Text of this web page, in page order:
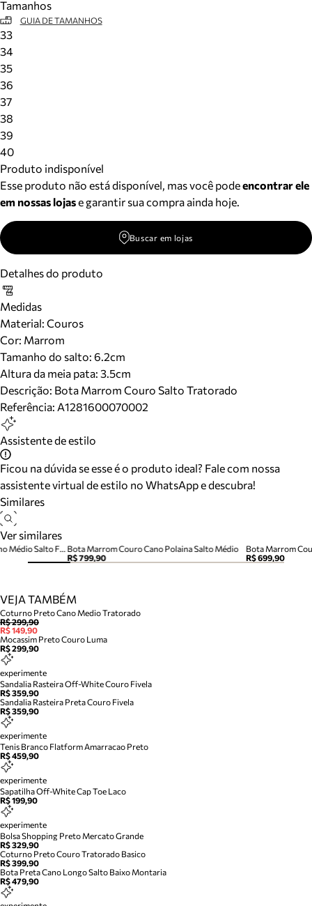
Tamanhos
GUIA DE TAMANHOS
33
34
35
36
37
38
39
40
Produto indisponível
Esse produto não está disponível, mas você podeencontrar ele
em nossas lojase garantir sua compra ainda hoje.
Buscar em lojas
Detalhes do produto
Medidas
Material: Couros
Cor: Marrom
Tamanho do salto: 6.2cm
Altura da meia pata: 3.5cm
Descrição: Bota Marrom Couro Salto Tratorado
Referência: A1281600070002
Assistente de estilo
Ficou na dúvida se esse é o produto ideal? Fale com nossa
assistente virtual de estilo no WhatsApp e descubra!
Similares
Ver similares
Bota Marrom Couro Cano Polaina Salto Médio
R$ 799,90
Bota Marrom
R$ 699,90
Bota Marrom Acamurçada Cano Médio Salto Fino
VEJA TAMBÉM
Coturno Preto Cano Medio Tratorado
R$ 299,90
R$ 149,90
Mocassim Preto Couro Luma
R$ 299,90
experimente
Sandalia Rasteira Off-White Couro Fivela
R$ 359,90
Sandalia Rasteira Preta Couro Fivela
R$ 359,90
experimente
Tenis Branco Flatform Amarracao Preto
R$ 459,90
experimente
Sapatilha Off-White Cap Toe Laco
R$ 199,90
experimente
Bolsa Shopping Preto Mercato Grande
R$ 329,90
Coturno Preto Couro Tratorado Basico
R$ 399,90
Bota Preta Cano Longo Salto Baixo Montaria
R$ 479,90